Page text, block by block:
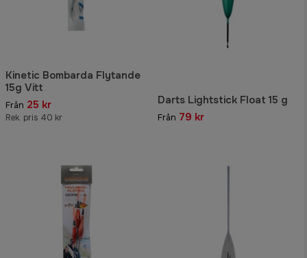
Kinetic Bombarda Flytande
15g Vitt
Från 25 kr
Rek. pris 40 kr
Darts Lightstick Float 15 g
Från 79 kr